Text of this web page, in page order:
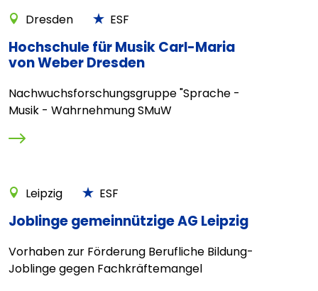
Dresden ESF
Hochschule für Musik Carl-Maria
von Weber Dresden
Nachwuchsforschungsgruppe "Sprache -
Musik - Wahrnehmung SMuW
Leipzig ESF
Joblinge gemeinnützige AG Leipzig
Vorhaben zur Förderung Berufliche Bildung-
Joblinge gegen Fachkräftemangel